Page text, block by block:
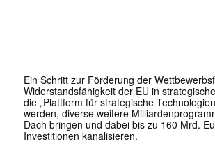
Ein Schritt zur Förderung der
Widerstandsfähigkeit der EU in
die „Plattform für strategische
werden, diverse weitere
Dach bringen und dabei bis zu 160 Mrd.
Investitionen kanalisieren.